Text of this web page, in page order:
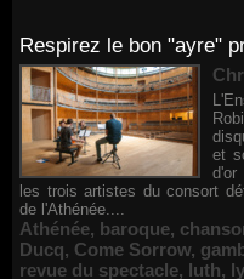
Respirez le bon "ayre"
et
d'or
les trois artistes du consort
de l'Athénée....
Athénée, baroque,
Ducq, Come Sorrow,
revue du spectacle, luth,